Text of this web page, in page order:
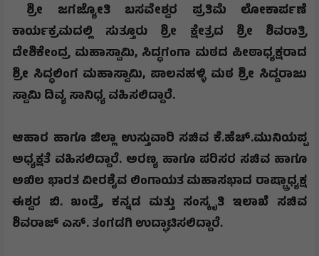
ಶ್ರೀ ಜಗಜ್ಯೋತಿ ಬಸವೇಶ್ವರ ಪ್ರತಿಮೆ ಲೋಕಾರ್ಪಣೆ
ಕಾರ್ಯಕ್ರಮದಲ್ಲಿ ಸುತ್ತೂರು ಶ್ರೀ ಕ್ಷೇತ್ರದ ಶ್ರೀ ಶಿವರಾತ್ರಿ
ದೇಶಿಕೇಂದ್ರ ಮಹಾಸ್ವಾಮಿ, ಸಿದ್ಧಗಂಗಾ ಮಠದ ಪೀಠಾಧ್ಯಕ್ಷರಾದ
ಶ್ರೀ ಸಿದ್ಧಲಿಂಗ ಮಹಾಸ್ವಾಮಿ, ಪಾಲನಹಳ್ಳಿ ಮಠ ಶ್ರೀ ಸಿದ್ದರಾಜು
ಸ್ವಾಮಿ ದಿವ್ಯ ಸಾನಿಧ್ಯ ವಹಿಸಲಿದ್ದಾರೆ.
ಆಹಾರ ಹಾಗೂ ಜಿಲ್ಲಾ ಉಸ್ತುವಾರಿ ಸಚಿವ ಕೆ.ಹೆಚ್.ಮುನಿಯಪ್ಪ
ಅಧ್ಯಕ್ಷತೆ ವಹಿಸಲಿದ್ದಾರೆ. ಅರಣ್ಯ ಹಾಗೂ ಪರಿಸರ ಸಚಿವ ಹಾಗೂ
ಅಖಿಲ ಭಾರತ ವೀರಶೈವ ಲಿಂಗಾಯತ ಮಹಾಸಭಾದ ರಾಷ್ಟ್ರಾಧ್ಯಕ್ಷ
ಈಶ್ವರ ಬಿ. ಖಂಡ್ರೆ, ಕನ್ನಡ ಮತ್ತು ಸಂಸ್ಕೃತಿ ಇಲಾಖೆ ಸಚಿವ
ಶಿವರಾಜ್ ಎಸ್. ತಂಗಡಗಿ ಉದ್ಘಾಟಿಸಲಿದ್ದಾರೆ.